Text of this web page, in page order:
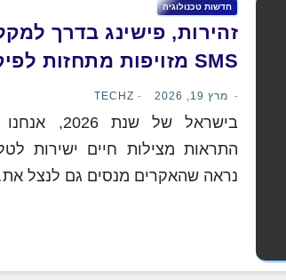
חדשות טכנולוגיה
זהירות, פישינג בדרך
SMS מזויפות מתחזות לפיקוד העורף
מרץ 19, 2026 TECHZ
בישראל של שנת
התראות מצילות חיים ישירות
נראה שהאקרים מנסים גם לנצל